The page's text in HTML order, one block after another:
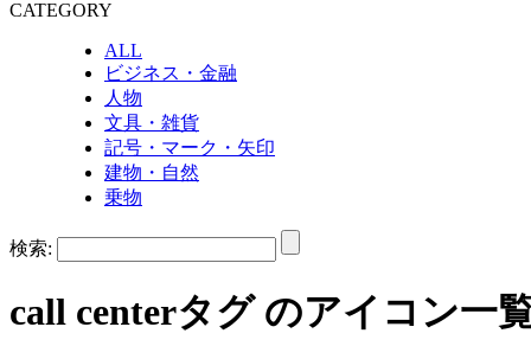
CATEGORY
ALL
ビジネス・金融
人物
文具・雑貨
記号・マーク・矢印
建物・自然
乗物
検索:
call centerタグ のアイコン一